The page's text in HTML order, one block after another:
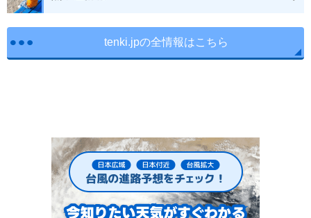
tenki.jpの全情報はこちら